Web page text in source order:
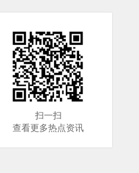
扫一扫
查看更多热点资讯